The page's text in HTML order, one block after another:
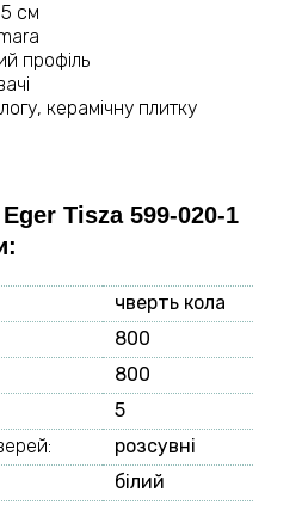
см
профіль
керамічну плитку
Tisza 599-020-1
чверть кола
800
800
5
розсувні
білий